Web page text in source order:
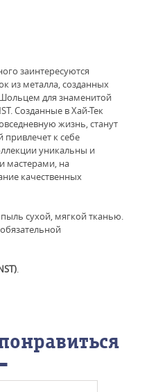
заинтересуются
из металла, созданных
для знаменитой
Созданные в Хай-Тек
жизнь, станут
к себе
уникальны и
мастерами, на
качественных
сухой, мягкой тканью.
.